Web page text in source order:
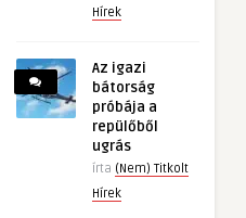
Hírek
Az igazi
bátorság
próbája a
repülőből
ugrás
írta (Nem) Titkolt
Hírek